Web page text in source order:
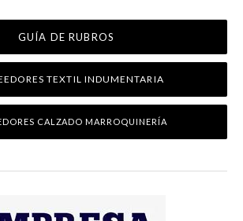
GUÍA DE RUBROS
TEXTIL INDUMENTARIA
CALZADO MARROQUINERÍA